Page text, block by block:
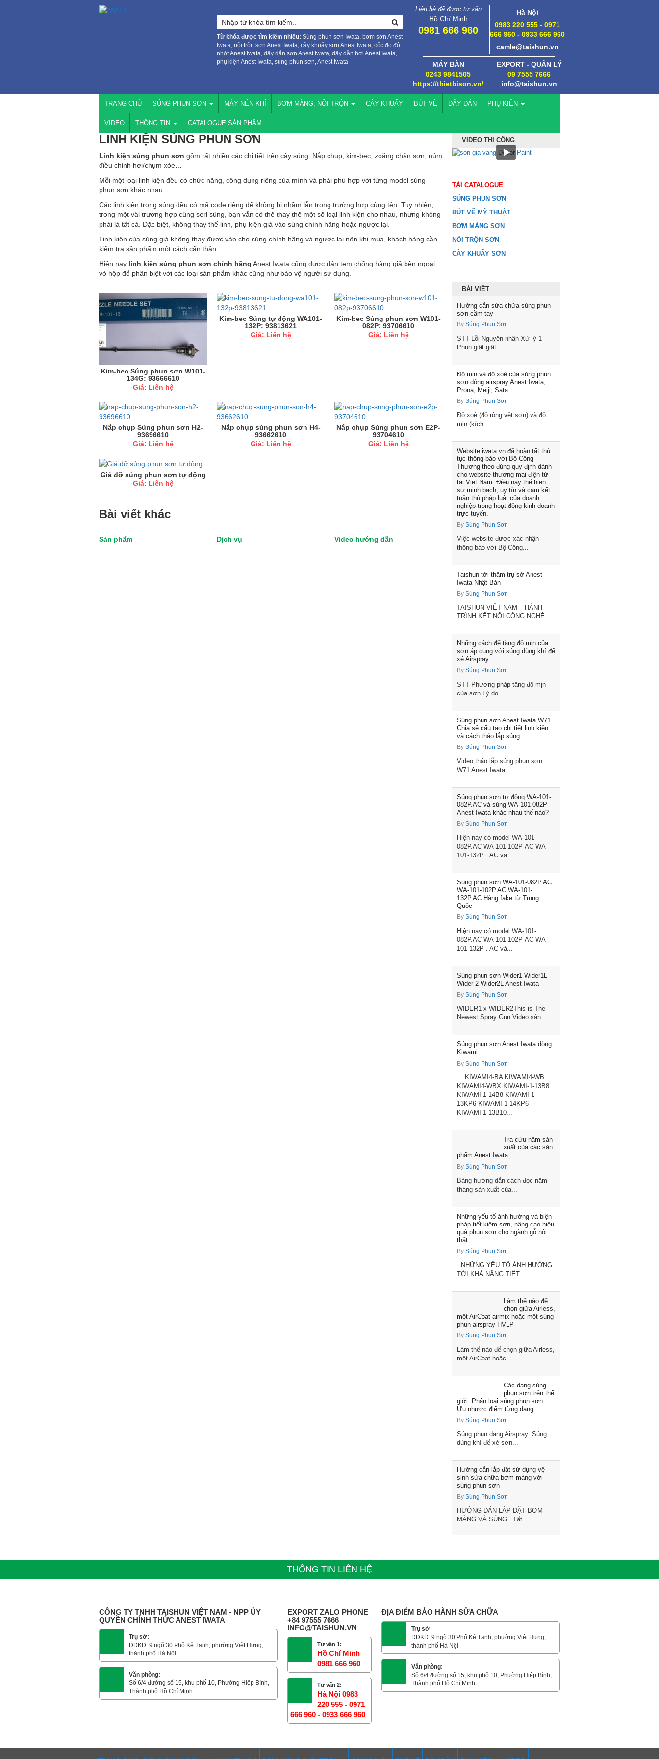
Từ khóa được tìm kiếm nhiều: Súng phun sơn Iwata, bơm sơn Anest
Iwata, nồi trộn sơn Anest Iwata, cây khuấy sơn Anest Iwata, cốc đo độ
nhớt Anest Iwata, dây dẫn sơn Anest Iwata, dây dẫn hơi Anest Iwata,
phụ kiện Anest Iwata, súng phun sơn, Anest Iwata
Liên hệ để được tư vấn
Hồ Chí Minh
0981 666 960
Hà Nội
0983 220 555 - 0971
666 960 - 0933 666 960
camle@taishun.vn
MÁY BÀN
0243 9841505
https://thietbison.vn/
EXPORT - QUẢN LÝ
09 7555 7666
info@taishun.vn
TRANG CHỦ SÚNG PHUN SƠN MÁY NÉN KHÍ BƠM MÀNG, NỒI TRỘN CÂY KHUẤY BÚT VẼ DÂY DẪN PHỤ KIỆN
VIDEO THÔNG TIN CATALOGUE SẢN PHẨM
LINH KIỆN SÚNG PHUN SƠN
Linh kiện súng phun sơn gồm rất nhiều các chi tiết trên cây súng: Nắp chụp, kim-bec, zoăng chặn sơn, núm
điều chỉnh hơi/chụm xòe…
Mỗi một loại linh kiện đều có chức năng, công dụng riêng của mình và phải phù hợp với từng model súng
phun sơn khác nhau.
Các linh kiện trong súng đều có mã code riêng để không bị nhầm lẫn trong trường hợp cùng tên. Tuy nhiên,
trong một vài trường hợp cùng seri súng, bạn vẫn có thể thay thế một số loại linh kiện cho nhau, nhưng không
phải là tất cả. Đặc biệt, không thay thế linh, phụ kiện giả vào súng chính hãng hoặc ngược lại.
Linh kiện của súng giả không thay được vào cho súng chính hãng và ngược lại nên khi mua, khách hàng cần
kiểm tra sản phẩm một cách cẩn thận.
Hiện nay linh kiện súng phun sơn chính hãng Anest Iwata cũng được dán tem chống hàng giả bên ngoài
vỏ hộp để phân biệt với các loại sản phẩm khác cũng như bảo vệ người sử dụng.
Kim-bec Súng phun sơn W101-
134G: 93666610
Giá: Liên hệ
Kim-bec Súng tự động WA101-
132P: 93813621
Giá: Liên hệ
Kim-bec Súng phun sơn W101-
082P: 93706610
Giá: Liên hệ
Nắp chụp Súng phun sơn H2-
93696610
Giá: Liên hệ
Nắp chụp súng phun sơn H4-
93662610
Giá: Liên hệ
Nắp chụp Súng phun sơn E2P-
93704610
Giá: Liên hệ
Giá đỡ súng phun sơn tự động
Giá: Liên hệ
Bài viết khác
Sản phẩm Dịch vụ Video hướng dẫn
VIDEO THI CÔNG
TẢI CATALOGUE
SÚNG PHUN SƠN
BÚT VẼ MỸ THUẬT
BƠM MÀNG SƠN
NỒI TRỘN SƠN
CÂY KHUẤY SƠN
BÀI VIẾT
Hướng dẫn sửa chữa súng phun
sơn cầm tay
By Súng Phun Sơn
STT Lỗi Nguyên nhân Xử lý 1
Phun giật giật...
Độ mịn và độ xoè của súng phun
sơn dòng airspray Anest Iwata,
Prona, Meiji, Sata..
By Súng Phun Sơn
Độ xoè (độ rộng vệt sơn) và độ
mịn (kích...
Website iwata.vn đã hoàn tất thủ
tục thông báo với Bộ Công
Thương theo đúng quy định dành
cho website thương mại điện tử
tại Việt Nam. Điều này thể hiện
sự minh bạch, uy tín và cam kết
tuân thủ pháp luật của doanh
nghiệp trong hoạt động kinh doanh
trực tuyến.
By Súng Phun Sơn
Việc website được xác nhận
thông báo với Bộ Công...
Taishun tới thăm trụ sở Anest
Iwata Nhật Bản
By Súng Phun Sơn
TAISHUN VIỆT NAM – HÀNH
TRÌNH KẾT NỐI CÔNG NGHỆ...
Những cách để tăng độ mịn của
sơn áp dụng với súng dùng khí để
xé Airspray
By Súng Phun Sơn
STT Phương pháp tăng độ mịn
của sơn Lý do...
Súng phun sơn Anest Iwata W71.
Chia sẻ cấu tạo chi tiết linh kiện
và cách tháo lắp súng
By Súng Phun Sơn
Video tháo lắp súng phun sơn
W71 Anest Iwata:
Súng phun sơn tự động WA-101-
082P.AC và súng WA-101-082P
Anest Iwata khác nhau thế nào?
By Súng Phun Sơn
Hiện nay có model WA-101-
082P.AC WA-101-102P-AC WA-
101-132P . AC và...
Súng phun sơn WA-101-082P.AC
WA-101-102P.AC WA-101-
132P.AC Hàng fake từ Trung
Quốc
By Súng Phun Sơn
Hiện nay có model WA-101-
082P.AC WA-101-102P-AC WA-
101-132P . AC và...
Súng phun sơn Wider1 Wider1L
Wider 2 Wider2L Anest Iwata
By Súng Phun Sơn
WIDER1 x WIDER2This is The
Newest Spray Gun Video sản...
Súng phun sơn Anest Iwata dòng
Kiwami
By Súng Phun Sơn
KIWAMI4-BA KIWAMI4-WB
KIWAMI4-WBX KIWAMI-1-13B8
KIWAMI-1-14B8 KIWAMI-1-
13KP6 KIWAMI-1-14KP6
KIWAMI-1-13B10...
Tra cứu năm sản
xuất của các sản
phẩm Anest Iwata
By Súng Phun Sơn
Bảng hướng dẫn cách đọc năm
tháng sản xuất của...
Những yếu tố ảnh hưởng và biện
pháp tiết kiệm sơn, nâng cao hiệu
quả phun sơn cho ngành gỗ nội
thất
By Súng Phun Sơn
NHỮNG YẾU TỐ ẢNH HƯỞNG
TỚI KHẢ NĂNG TIẾT...
Làm thế nào để
chọn giữa Airless,
một AirCoat airmix hoặc một súng
phun airspray HVLP
By Súng Phun Sơn
Làm thế nào để chọn giữa Airless,
một AirCoat hoặc...
Các dạng súng
phun sơn trên thế
giới. Phân loại súng phun sơn.
Ưu nhược điểm từng dạng.
By Súng Phun Sơn
Súng phun dạng Airspray: Súng
dùng khí để xé sơn...
Hướng dẫn lắp đặt sử dụng vệ
sinh sửa chữa bơm màng với
súng phun sơn
By Súng Phun Sơn
HƯỚNG DẪN LẮP ĐẶT BƠM
MÀNG VÀ SÚNG Tất...
THÔNG TIN LIÊN HỆ
CÔNG TY TNHH TAISHUN VIỆT NAM - NPP ỦY
QUYỀN CHÍNH THỨC ANEST IWATA
Trụ sở:
ĐĐKD: 9 ngõ 30 Phố Kẻ Tạnh, phường Việt Hưng,
thành phố Hà Nội
Văn phòng:
Số 6/4 đường số 15, khu phố 10, Phường Hiệp Bình,
Thành phố Hồ Chí Minh
EXPORT ZALO PHONE
+84 97555 7666
INFO@TAISHUN.VN
Tư vấn 1:
Hồ Chí Minh
0981 666 960
Tư vấn 2:
Hà Nội 0983
220 555 - 0971
666 960 - 0933 666 960
ĐỊA ĐIỂM BẢO HÀNH SỬA CHỮA
Trụ sở
ĐĐKD: 9 ngõ 30 Phố Kẻ Tạnh, phường Việt Hưng,
thành phố Hà Nội
Văn phòng:
Số 6/4 đường số 15, khu phố 10, Phường Hiệp Bình,
Thành phố Hồ Chí Minh